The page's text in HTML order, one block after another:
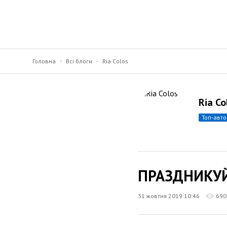
Головна Всі блоги Ria Colos
Ria
топ-
31 жовтня 2019 10:46